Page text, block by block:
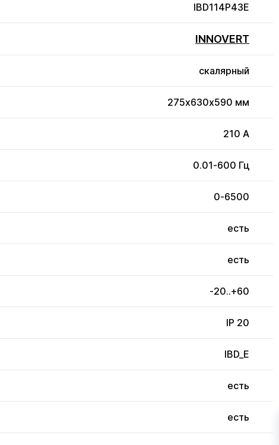
IBD114P43E
INNOVERT
скалярный
275x630x590 мм
210 А
0.01-600 Гц
0-6500
есть
есть
-20..+60
IP 20
IBD_E
есть
есть